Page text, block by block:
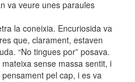
va veure unes paraules
la coneixia. Encuriosida va
que, clarament, estaven
“No tingues por” posava.
sense massa sentit, i
pel cap, i es va